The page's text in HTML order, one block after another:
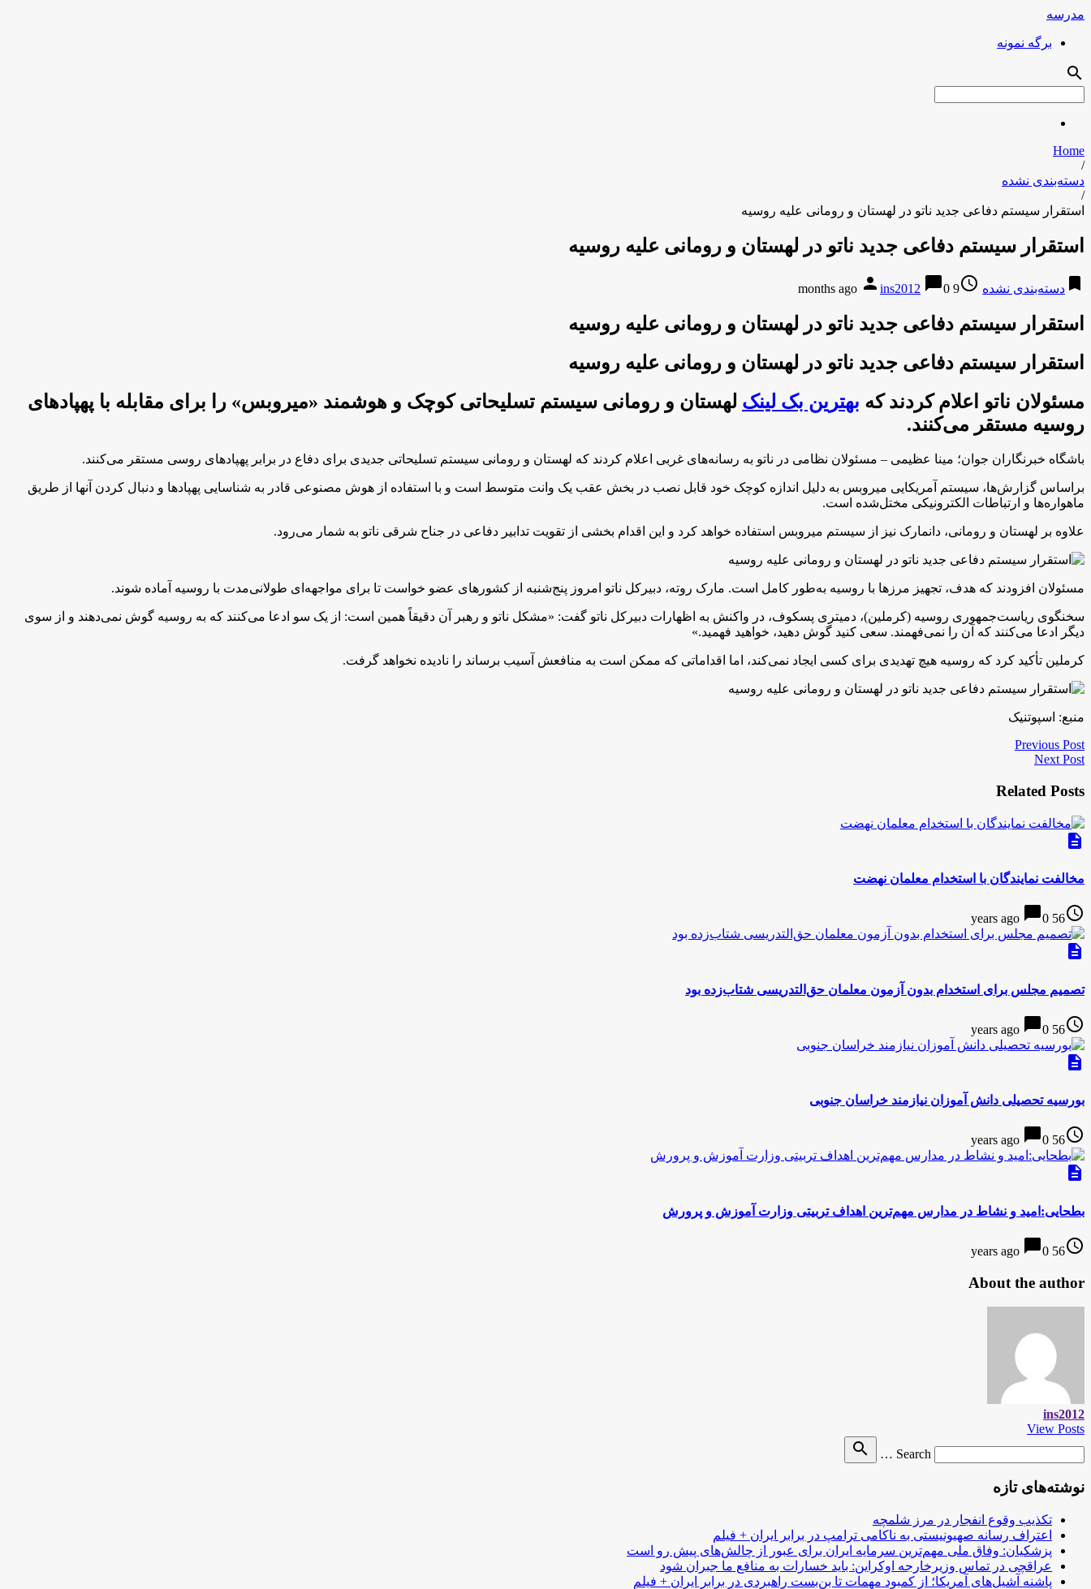
مدرسه
برگه نمونه
search
Home
/
دسته‌بندی نشده
/
استقرار سیستم دفاعی جدید ناتو در لهستان و رومانی علیه روسیه
استقرار سیستم دفاعی جدید ناتو در لهستان و رومانی علیه روسیه
bookmark دسته‌بندی نشده access_time
9 months ago
person ins2012 chat_bubble0
استقرار سیستم دفاعی جدید ناتو در لهستان و رومانی علیه روسیه
استقرار سیستم دفاعی جدید ناتو در لهستان و رومانی علیه روسیه
مسئولان ناتو اعلام کردند که بهترین بک لینک لهستان و رومانی سیستم تسلیحاتی کوچک و هوشمند «میروبس» را برای مقابله با پهپاد‌های
روسیه مستقر می‌کنند.
باشگاه خبرنگاران جوان؛ مینا عظیمی – مسئولان نظامی در ناتو به رسانه‌های غربی اعلام کردند که لهستان و رومانی سیستم تسلیحاتی جدیدی برای دفاع در برابر پهپاد‌های روسی مستقر می‌کنند.
براساس گزارش‌ها، سیستم آمریکایی میروبس به دلیل اندازه کوچک خود قابل نصب در بخش عقب یک وانت متوسط است و با استفاده از هوش مصنوعی قادر به شناسایی پهپاد‌ها و دنبال کردن آنها از طریق
ماهواره‌ها و ارتباطات الکترونیکی مختل‌شده است.
علاوه بر لهستان و رومانی، دانمارک نیز از سیستم میروبس استفاده خواهد کرد و این اقدام بخشی از تقویت تدابیر دفاعی در جناح شرقی ناتو به شمار می‌رود.
مسئولان افزودند که هدف، تجهیز مرز‌ها با روسیه به‌طور کامل است. مارک روته، دبیرکل ناتو‌ امروز پنج‌شنبه از کشور‌های عضو خواست تا برای مواجهه‌ای طولانی‌مدت با روسیه آماده شوند.
سخنگوی ریاست‌جمهوری روسیه (کرملین)، دمیتری پسکوف، در واکنش به اظهارات دبیرکل ناتو گفت: «مشکل ناتو و رهبر آن دقیقاً همین است: از یک سو ادعا می‌کنند که به روسیه گوش نمی‌دهند و از سوی
دیگر ادعا می‌کنند که آن را نمی‌فهمند. سعی کنید گوش دهید، خواهید فهمید.»
کرملین تأکید کرد که روسیه هیچ تهدیدی برای کسی ایجاد نمی‌کند، اما اقداماتی که ممکن است به منافعش آسیب برساند را نادیده نخواهد گرفت.
منبع: اسپوتنیک
Previous Post
Next Post
Related Posts
description
مخالفت نمایندگان با استخدام معلمان نهضت
access_time
56 years ago
chat_bubble0
description
تصمیم مجلس برای استخدام بدون آزمون معلمان حق‌التدریسی شتاب‌زده بود
access_time
56 years ago
chat_bubble0
description
بورسیه تحصیلی دانش آموزان نیازمند خراسان جنوبی
access_time
56 years ago
chat_bubble0
description
بطحایی:امید و نشاط در مدارس مهم‌ترین اهداف تربیتی وزارت آموزش و پرورش
access_time
56 years ago
chat_bubble0
About the author
ins2012
View Posts
Search
Search …
search
نوشته‌های تازه
تکذیب وقوع انفجار در مرز شلمچه
اعتراف رسانه صهیونیستی به ناکامی ترامپ در برابر ایران + فیلم
پزشکیان: وفاق ملی مهم‌ترین سرمایه ایران برای عبور از چالش‌های پیش رو است
عراقچی در تماس وزیرخارجه اوکراین: باید خسارات به منافع ما جبران شود
پاشنه آشیل‌های آمریکا؛ از کمبود مهمات تا بن‌بست راهبردی در برابر ایران + فیلم